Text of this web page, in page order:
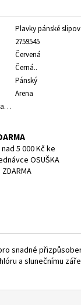
Plavky pánské
2759545
Červená
Černá..
Pánský
Arena
5 000 Kč ke
OSUŠKA
ZDARMA
snadné
a slunečnímu